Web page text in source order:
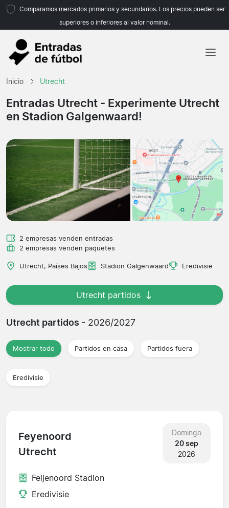
Comparamos mercados primarios y secundarios. Los precios pueden ser
superiores o inferiores al valor nominal.
Equipos
Ligas
Inicio Utrecht
Entradas Utrecht - Experimente Utrecht
en Stadion Galgenwaard!
2 empresas venden entradas
2 empresas venden paquetes
Utrecht, Países Bajos Stadion Galgenwaard Eredivisie
Utrecht partidos
Utrecht partidos - 2026/2027
Mostrar todo Partidos en casa Partidos fuera
Eredivisie
Feyenoord
Utrecht
Domingo
20 sep
2026
Feijenoord Stadion
Eredivisie